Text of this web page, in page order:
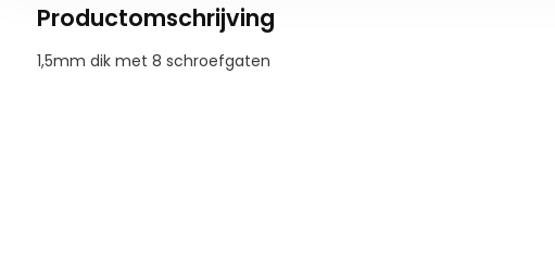
Productomschrijving
1,5mm dik met 8 schroefgaten